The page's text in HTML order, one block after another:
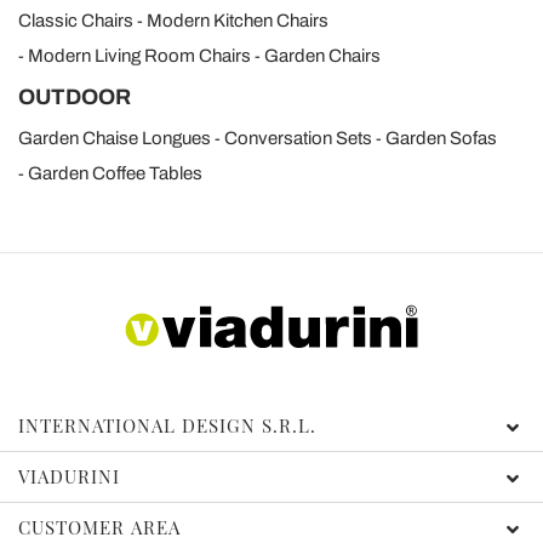
analizzare il nostro traffico. Condividiamo inoltre
informazioni sul modo in cui utilizza il nostro sito con i
pubblicità e social media, i quali potrebbero combinarle
con altre informazioni che ha fornito loro o che hanno
raccolto dal suo utilizzo dei loro servizi.
Classic Chairs
Modern Kitchen Chairs
Modern Living Room Chairs
Garden Chairs
OUTDOOR
Garden Chaise Longues Conversation Sets
Garden Sofas
Garden Coffee Tables
INTERNATIONAL DESIGN S.R.L.
VIADURINI
CUSTOMER AREA